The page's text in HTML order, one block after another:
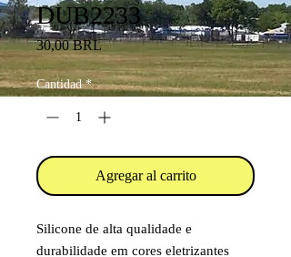
DUB2233
30,00 BRLPrecio
Cantidad *
Agregar al carrito
Silicone de alta qualidade e
durabilidade em cores eletrizantes